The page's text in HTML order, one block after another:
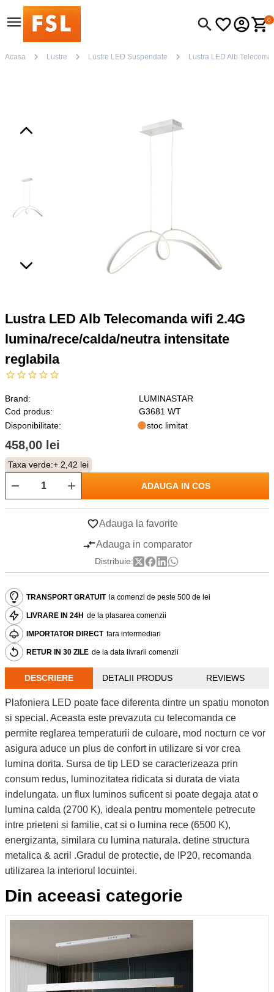
0
Acasa Lustre Lustre LED Suspendate Lustra LED Alb
Lustra LED Alb Telecomanda wifi 2.4G
lumina/rece/calda/neutra intensitate
reglabila
Brand:
LUMINASTAR
Cod produs:
G3681 WT
Disponibilitate:
stoc limitat
458,00 lei
Taxa verde:+ 2,42 lei
ADAUGA IN COS
Adauga la favorite
Adauga in comparator
Distribuie:
TRANSPORT GRATUIT la comenzi de peste 500 de lei
LIVRARE IN 24H de la plasarea comenzii
IMPORTATOR DIRECT fara intermediari
RETUR IN 30 ZILE de la data livrarii comenzii
DESCRIERE DETALII PRODUS REVIEWS
Plafoniera LED poate face diferenta dintre un spatiu monoton
si special. Aceasta este prevazuta cu telecomanda ce
permite reglarea temperaturii de culoare, mod nocturn ce vor
asigura aduce un plus de confort in utilizare si vor crea
lumina dorita. Sursa de tip LED se caracterizeaza prin
consum redus, luminozitatea ridicata si durata de viata
indelungata. un flux luminos suficent si poate degaja atat o
lumina calda (2700 K), ideala pentru momentele petrecute
intre prieteni si familie, cat si o lumina rece (6500 K),
energizanta, similara cu lumina naturala. detine structura
metalica & acril .Gradul de protectie, de IP20, recomanda
utilizarea la interiorul locuintei.
Din aceeasi categorie